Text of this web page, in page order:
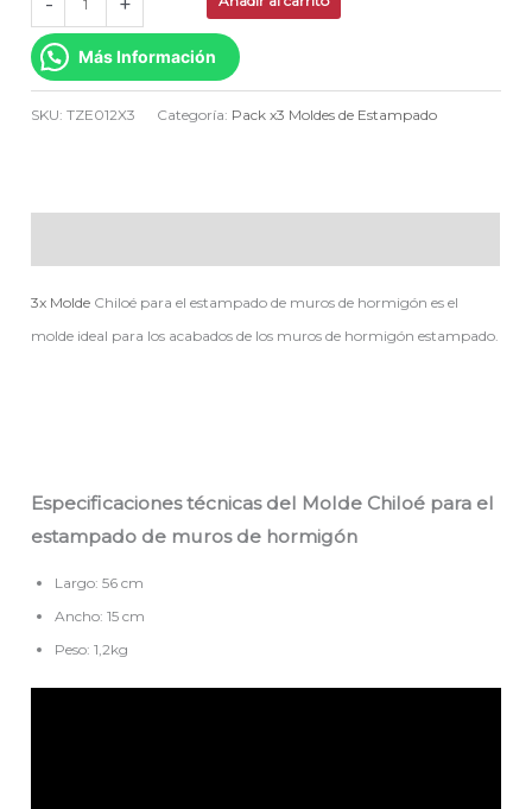
Más Información
SKU:TZE012X3 Categoría: Pack x3 Moldes de Estampado
3x Molde Chiloé para el estampado de muros de hormigón es el
molde ideal para los acabados de los muros de hormigón estampado.
Especificaciones técnicas del Molde Chiloé para el
estampado de muros de hormigón
Largo: 56 cm
Ancho: 15 cm
Peso: 1,2kg